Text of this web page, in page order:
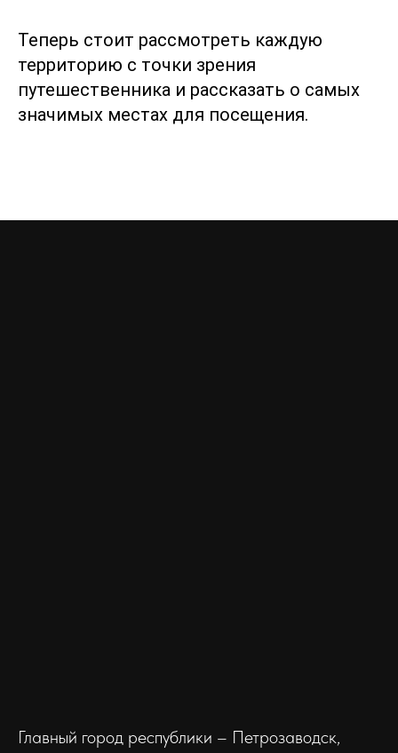
Теперь стоит рассмотреть каждую
территорию с точки зрения
путешественника и рассказать о самых
значимых местах для посещения.
Главный город республики – Петрозаводск,